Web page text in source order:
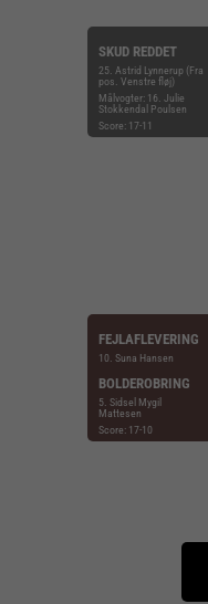
SKUD REDDET
25. Astrid Lynnerup (Fra
pos. Venstre fløj)
Målvogter: 16. Julie
Stokkendal Poulsen
Score: 17-11
FEJLAFLEVERING
10. Suna Hansen
BOLDEROBRING
5. Sidsel Mygil
Mattesen
Score: 17-10